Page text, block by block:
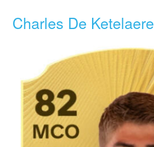
Charles De Ketelaere